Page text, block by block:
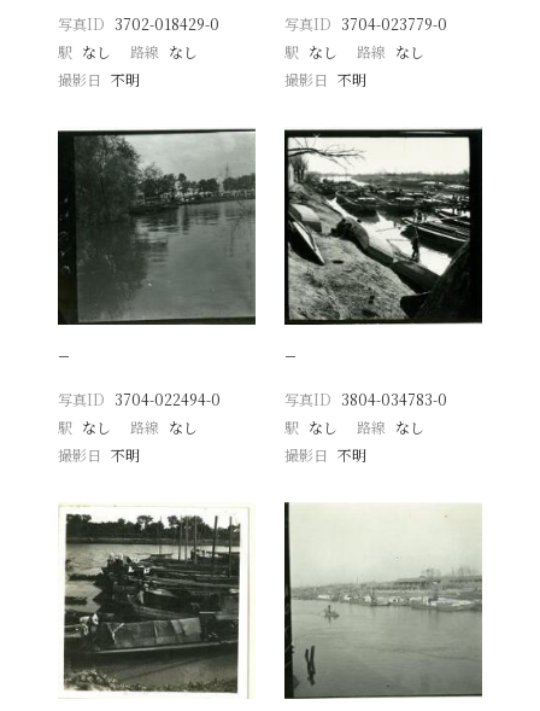
写真ID 3702-018429-0
駅 なし 路線 なし
撮影日
不明
写真ID 3704-023779-0
駅 なし 路線 なし
撮影日 不明
−
写真ID 3704-022494-0
駅 なし 路線 なし
撮影日
不明
−
写真ID 3804-034783-0
駅 なし 路線 なし
撮影日 不明